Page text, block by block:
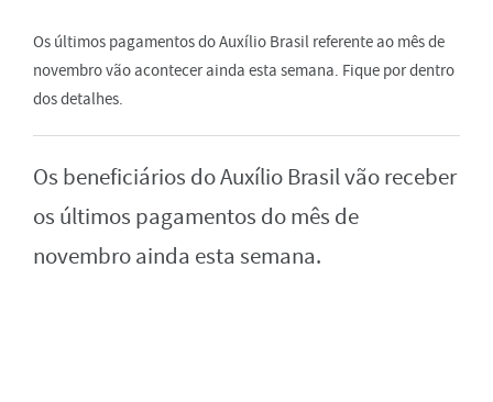
Os últimos pagamentos do Auxílio Brasil referente ao mês de
novembro vão acontecer ainda esta semana. Fique por dentro
dos detalhes.
Os beneficiários do Auxílio Brasil vão receber
os últimos pagamentos do mês de
novembro ainda esta semana.